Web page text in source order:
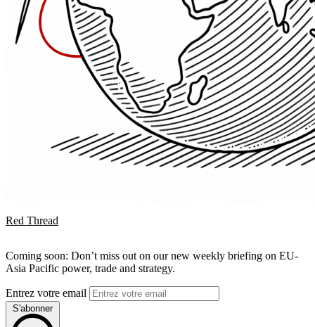
Red Thread
Coming soon: Don’t miss out on our new weekly briefing on EU-
Asia Pacific power, trade and strategy.
Entrez votre email
S'abonner